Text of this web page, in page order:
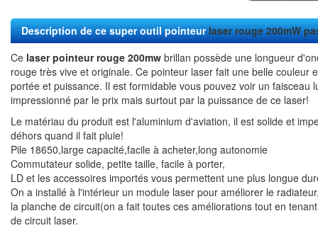
Description de ce super outil pointeurlaser rouge 200mW
Ce laser pointeur rouge 200mw brillan possède une longueur
rouge très vive et originale. Ce pointeur laser fait une belle couleur
portée et puissance. Il est formidable vous pouvez voir un faisceau
impressionné par le prix mais surtout par la puissance de ce laser!
Le matériau du produit est l'aluminium d'aviation, il est solide et
déhors quand il fait pluie!
Pile 18650,large capacité,facile à acheter,long autonomie
Commutateur solide, petite taille, facile à porter,
LD et les accessoires importés vous permettent une plus longue
On a installé à l'intérieur un module laser pour améliorer le
la planche de circuit(on a fait toutes ces améliorations tout en
de circuit laser.